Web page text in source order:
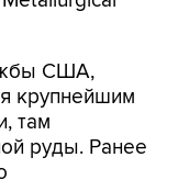
США,
там
руды. Ранее
к